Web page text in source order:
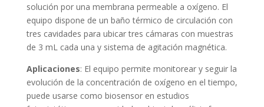
solución por una membrana permeable a oxígeno. El
equipo dispone de un baño térmico de circulación con
tres cavidades para ubicar tres cámaras con muestras
de 3 mL cada una y sistema de agitación magnética.
Aplicaciones: El equipo permite monitorear y seguir la
evolución de la concentración de oxígeno en el tiempo,
puede usarse como biosensor en estudios